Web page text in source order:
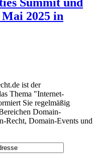
2025 in
ist der
Thema "Internet-
Sie regelmäßig
Domain-
Recht, Domain-Events und